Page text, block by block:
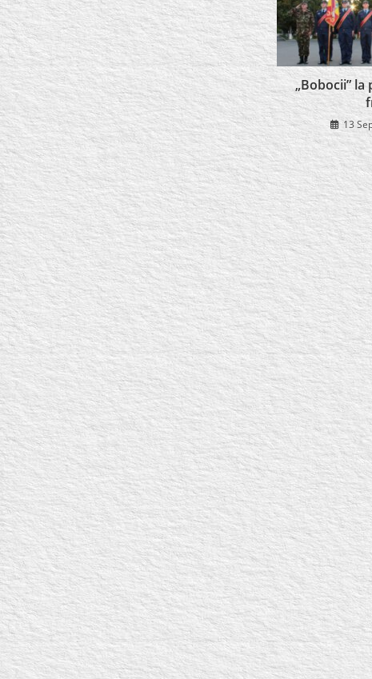
„Bobocii”
13